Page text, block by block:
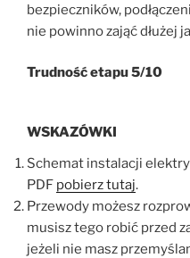
bezpieczników,
nie powinno zająć dłużej
Trudność etapu 5/10
WSKAZÓWKI
Schemat instalacji
PDF pobierz tutaj.
Przewody możesz
musisz tego robić przed
jeżeli nie masz